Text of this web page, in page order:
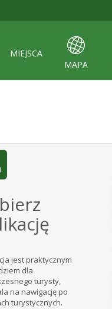
MIEJSCA
MAPA
jest praktycznym
dla
turysty,
na nawigację po
turystycznych.